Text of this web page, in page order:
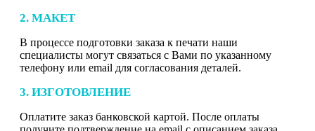
2. МАКЕТ
В процессе подготовки заказа к печати наши
специалисты могут связаться с Вами по указанному
телефону или email для согласования деталей.
3. ИЗГОТОВЛЕНИЕ
Оплатите заказ банковской картой. После оплаты